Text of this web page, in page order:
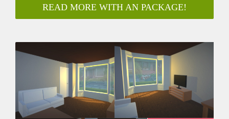
goed geïsoleerd rijtjeshuis van 1935. Het appartement heeft
een aantal unieke eigenschappen:
• achterom mogelijk
De buurt is gewild, gezellig en netjes. Bovendien bevindt het
Julianapark zich op 5 minuten loopafstand en bent u zo bij
winkelstaat ‘De Schrans’ met al z’n voorzieningen.
kosten GWL is incl. KPN
READ MORE WITH AN PACKAGE!